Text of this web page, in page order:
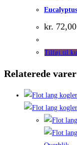
kr. 72,00
Tilføj til
Relaterede varer